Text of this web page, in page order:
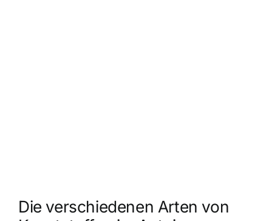
Die verschiedenen Arten von